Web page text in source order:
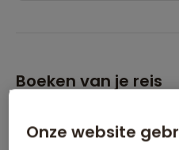
Boeken van je reis
Wanneer kan ik het
Onze website